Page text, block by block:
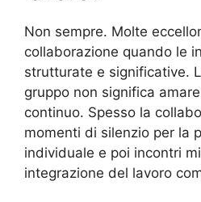
Non sempre. Molte
collaborazione quando le
strutturate e significative.
gruppo non significa
continuo. Spesso la
momenti di silenzio per la
individuale e poi incontri
integrazione del lavoro